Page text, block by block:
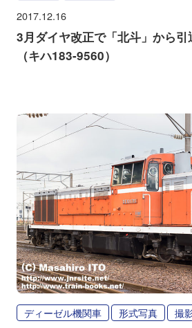
2017.12.16
3月ダイヤ改正で「北斗」から
（キハ183-9560）
ディーゼル機関車 形式写真 撮